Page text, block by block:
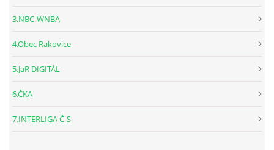
3.NBC-WNBA
4.Obec Rakovice
5.JaR DIGITÁL
6.ČKA
7.INTERLIGA Č-S